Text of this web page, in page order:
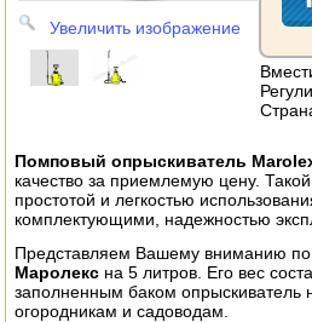
СЫРОВАРНИ
ШИНКОВКИ
ОБОГРЕВАТЕЛИ
ДРОВОКОЛЫ
ГАЗОВЫЕ БАЛЛОНЫ
Увеличить изображение
Помповый опрыскиватель
качество за приемлемую цену.
простотой и легкостью
комплектующими, надежностью
Представляем Вашему вниманию
Маролекс на 5 литров. Его вес
заполненным баком опрыскиватель
огородникам и садоводам.